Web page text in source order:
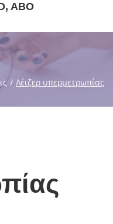
ABO
/ Λέιζερ υπερμετρωπίας